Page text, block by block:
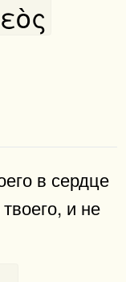
в сердце
и не